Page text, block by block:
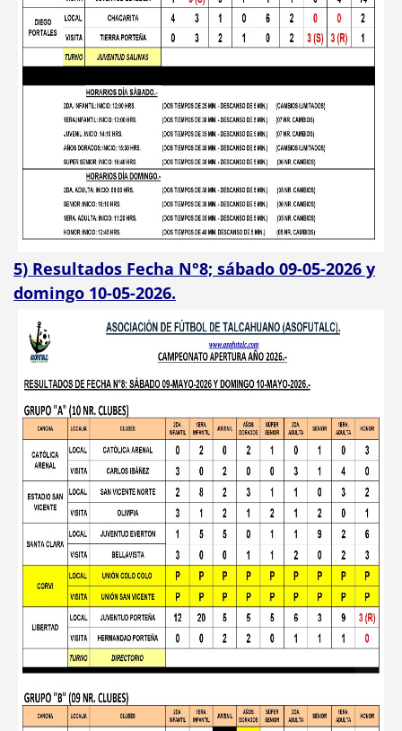
5) Resultados Fecha N°8; sábado 09-05-2026 y
domingo 10-05-2026.